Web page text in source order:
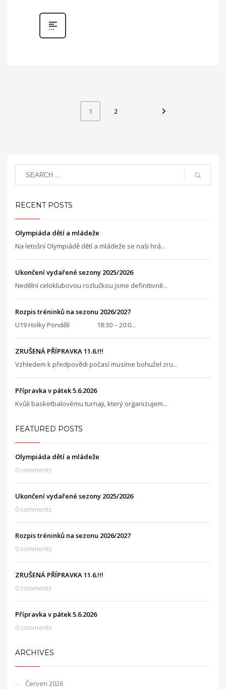
1 2
RECENT POSTS
Olympiáda dětí a mládeže
Na letošní Olympiádě dětí a mládeže se naši hrá...
Ukončení vydařené sezony 2025/2026
Nedělní celoklubovou rozlučkou jsme definitivně...
Rozpis tréninků na sezonu 2026/2027
U19 Holky Pondělí 18:30 – 20:0...
ZRUŠENÁ PŘÍPRAVKA 11.6.!!!
Vzhledem k předpovědi počasí musíme bohužel zru...
Přípravka v pátek 5.6.2026
Kvůli basketbalovému turnaji, který organizujem...
FEATURED POSTS
Olympiáda dětí a mládeže
0 comments
Ukončení vydařené sezony 2025/2026
0 comments
Rozpis tréninků na sezonu 2026/2027
0 comments
ZRUŠENÁ PŘÍPRAVKA 11.6.!!!
0 comments
Přípravka v pátek 5.6.2026
0 comments
ARCHIVES
Červen 2026